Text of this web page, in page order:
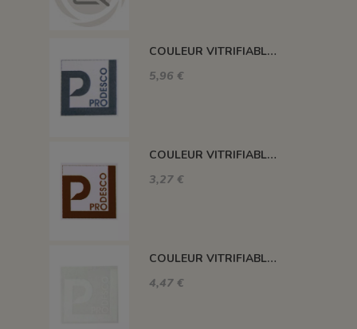
COULEUR VITRIFIABLE DÉCOR SANS PLOMB GRIS VA116
5,96 €
COULEUR VITRIFIABLE DÉCOR SANS PLOMB CHOCOLAT VA109
3,27 €
COULEUR VITRIFIABLE DÉCOR SANS PLOMB BLANC VA103
4,47 €